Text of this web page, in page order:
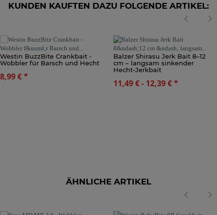
KUNDEN KAUFTEN DAZU FOLGENDE ARTIKEL:
Westin BuzzBite Crankbait -
Wobbler für Barsch und Hecht
8,99 €*
Balzer Shirasu Jerk Bait 8–12
cm – langsam sinkender
Hecht-Jerkbait
11,49 € - 12,39 €*
ÄHNLICHE ARTIKEL